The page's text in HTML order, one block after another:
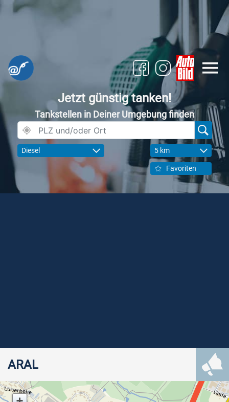
Jetzt günstig tanken!
Tankstellen in Deiner Umgebung finden
Diesel 5 km
Favoriten
ARAL
Linde
Luisenhöhe